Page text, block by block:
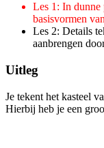
Les 1: In dunne
basisvormen
Les 2: Details
aanbrengen
Uitleg
Je tekent het kasteel
Hierbij heb je een